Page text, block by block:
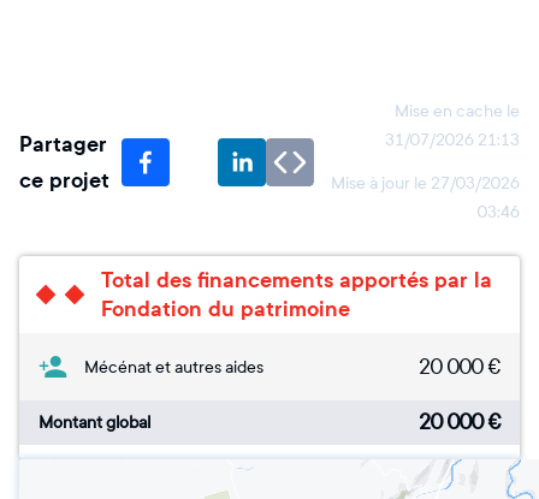
Partager
ce projet
Mise en cache le
31/07/2026 21:13
Mise à jour le 27/03/2026
03:46
Total des financements apportés par la
Fondation du patrimoine
Mécénat et autres aides 20 000€
Montant global 20 000€